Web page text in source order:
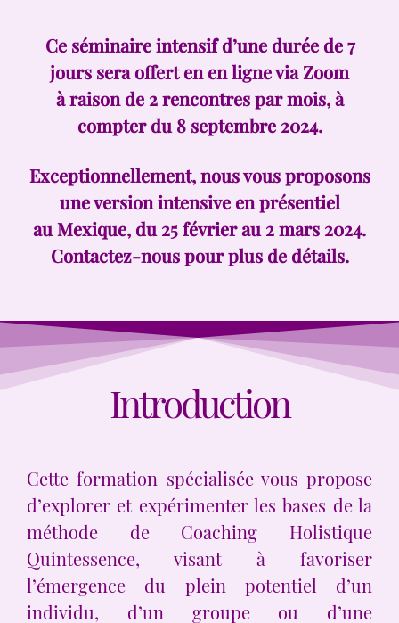
Ce séminaire intensif d’une durée de 7
jours sera offert enen ligne via Zoom
à raison de 2 rencontres par mois, à
compter du 8 septembre 2024.
Exceptionnellement, nous vous proposons
une version intensive en présentiel
au Mexique, du 25 février au 2 mars 2024.
Contactez-nous pour plus de détails.
Introduction
Cette formation spécialisée vous propose
d’explorer et expérimenter les bases de la
méthode de Coaching Holistique
Quintessence, visant à favoriser
l’émergence du plein potentiel d’un
individu, d’un groupe ou d’une